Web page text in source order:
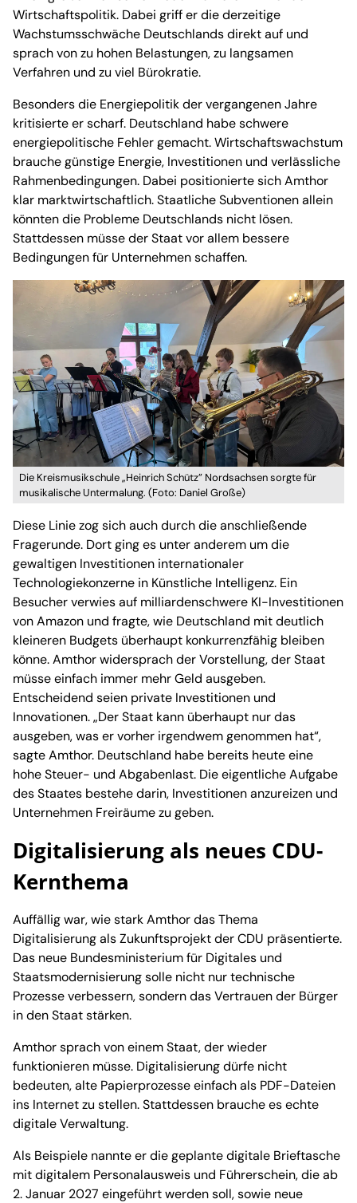
Wirtschaftspolitik. Dabei griff er die derzeitige
Wachstumsschwäche Deutschlands direkt auf und
sprach von zu hohen Belastungen, zu langsamen
Verfahren und zu viel Bürokratie.
Besonders die Energiepolitik der vergangenen Jahre
kritisierte er scharf. Deutschland habe schwere
energiepolitische Fehler gemacht. Wirtschaftswachstum
brauche günstige Energie, Investitionen und verlässliche
Rahmenbedingungen. Dabei positionierte sich Amthor
klar marktwirtschaftlich. Staatliche Subventionen allein
könnten die Probleme Deutschlands nicht lösen.
Stattdessen müsse der Staat vor allem bessere
Bedingungen für Unternehmen schaffen.
Die Kreismusikschule „Heinrich Schütz” Nordsachsen sorgte für
musikalische Untermalung. (Foto: Daniel Große)
Diese Linie zog sich auch durch die anschließende
Fragerunde. Dort ging es unter anderem um die
gewaltigen Investitionen internationaler
Technologiekonzerne in Künstliche Intelligenz. Ein
Besucher verwies auf milliardenschwere KI-Investitionen
von Amazon und fragte, wie Deutschland mit deutlich
kleineren Budgets überhaupt konkurrenzfähig bleiben
könne. Amthor widersprach der Vorstellung, der Staat
müsse einfach immer mehr Geld ausgeben.
Entscheidend seien private Investitionen und
Innovationen. „Der Staat kann überhaupt nur das
ausgeben, was er vorher irgendwem genommen hat“,
sagte Amthor. Deutschland habe bereits heute eine
hohe Steuer- und Abgabenlast. Die eigentliche Aufgabe
des Staates bestehe darin, Investitionen anzureizen und
Unternehmen Freiräume zu geben.
Digitalisierung als neues CDU-
Kernthema
Auffällig war, wie stark Amthor das Thema
Digitalisierung als Zukunftsprojekt der CDU präsentierte.
Das neue Bundesministerium für Digitales und
Staatsmodernisierung solle nicht nur technische
Prozesse verbessern, sondern das Vertrauen der Bürger
in den Staat stärken.
Amthor sprach von einem Staat, der wieder
funktionieren müsse. Digitalisierung dürfe nicht
bedeuten, alte Papierprozesse einfach als PDF-Dateien
ins Internet zu stellen. Stattdessen brauche es echte
digitale Verwaltung.
Als Beispiele nannte er die geplante digitale Brieftasche
mit digitalem Personalausweis und Führerschein, die ab
2. Januar 2027 eingeführt werden soll, sowie neue